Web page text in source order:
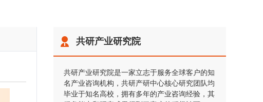
共研产业研究院
共研产业研究院是一家立志于服务全球客户的知
名产业咨询机构，共研产研中心核心研究团队均
毕业于知名高校，拥有多年的产业咨询经验，其